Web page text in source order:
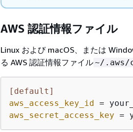
AWS 認証情報ファイル
Linux および macOS、または
る AWS 認証情報ファイル~/.aws/
[default]
aws_access_key_id
aws_secret_access_key =